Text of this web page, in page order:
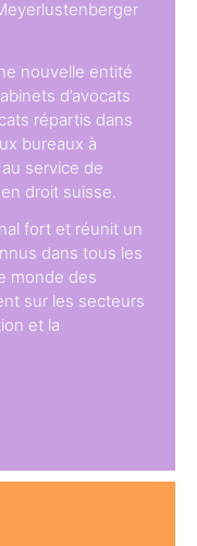
nouvelle entité
d’avocats
répartis dans
bureaux à
service de
droit suisse.
fort et réunit un
dans tous les
monde des
sur les secteurs
et la